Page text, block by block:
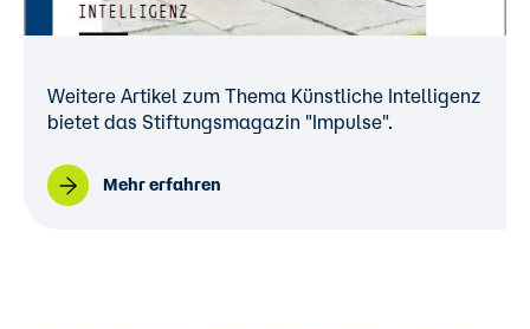
Weitere Artikel zum Thema Künstliche Intelligenz
bietet das Stiftungsmagazin "Impulse".
Mehr erfahren